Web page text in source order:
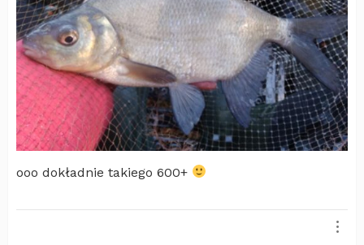
ooo dokładnie takiego 600+